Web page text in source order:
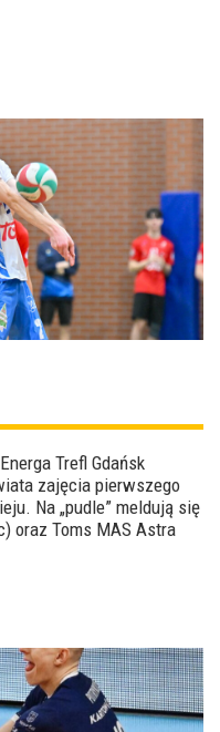
Trefl Gdańsk
zajęcia pierwszego
Na „pudle” meldują się
oraz Toms MAS Astra